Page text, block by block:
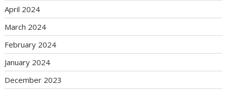
April 2024
March 2024
February 2024
January 2024
December 2023